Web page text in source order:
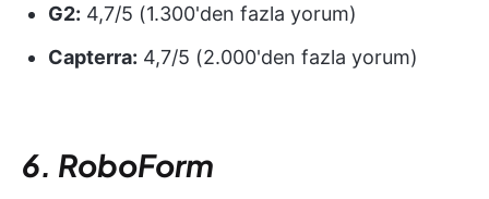
G2: 4,7/5 (1.300'den fazla yorum)
Capterra: 4,7/5 (2.000'den fazla yorum)
6. RoboForm